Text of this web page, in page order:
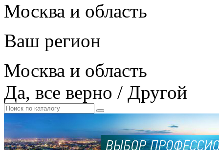
Москва и область
Ваш регион
Москва и область
Да, все верно / Другой